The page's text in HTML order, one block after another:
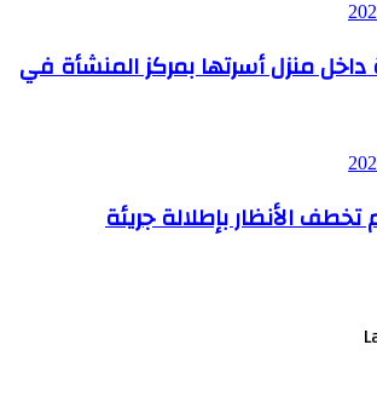
منزل أسرتها بمركز المنشأة في
الأنظار بإطلالة جريئة